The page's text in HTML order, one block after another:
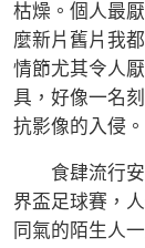
枯燥。個人最
麼新片舊片我
情節尤其令人
具，好像一名
抗影像的入侵。
食肆流行安
界盃足球賽，
同氣的陌生人